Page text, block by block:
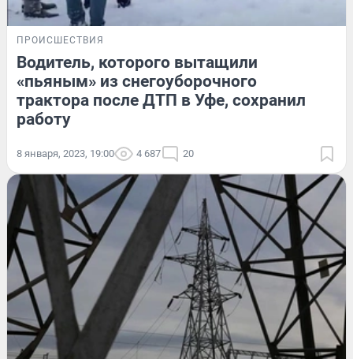
ПРОИСШЕСТВИЯ
Водитель, которого вытащили
«пьяным» из снегоуборочного
трактора после ДТП в Уфе, сохранил
работу
8 января, 2023, 19:00 4 687 20